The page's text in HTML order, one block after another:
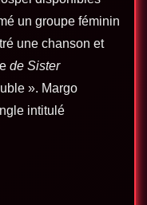
un groupe féminin
une chanson et
de Sister
». Margo
intitulé